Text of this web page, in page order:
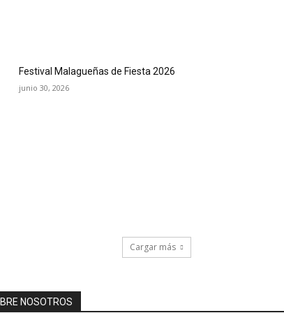
Festival Malagueñas de Fiesta 2026
junio 30, 2026
Cargar más
NOSOTROS